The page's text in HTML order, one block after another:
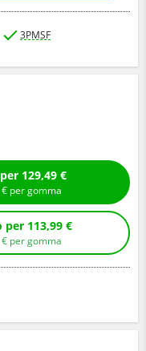
3PMSF
Compra con montaggio per 129,49 €
€ per gomma
Compra senza montaggio per 113,99 €
€ per gomma